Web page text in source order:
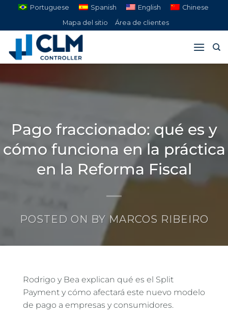
Saltar
contenido
Portuguese Spanish English
Chinese
Mapa del sitio
Área de clientes
Pago fraccionado: qué es y
cómo funciona en la práctica
en la Reforma Fiscal
POSTED ON BY MARCOS RIBEIRO
Rodrigo y Bea explican qué es el Split
Payment y cómo afectará este nuevo modelo
de pago a empresas y consumidores.